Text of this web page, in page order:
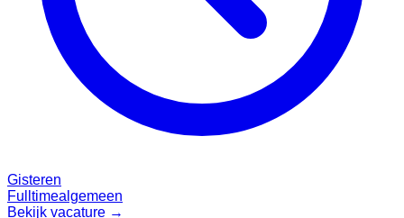
Gisteren
Fulltimealgemeen
Bekijk vacature →